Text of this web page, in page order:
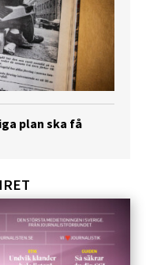
plan ska få